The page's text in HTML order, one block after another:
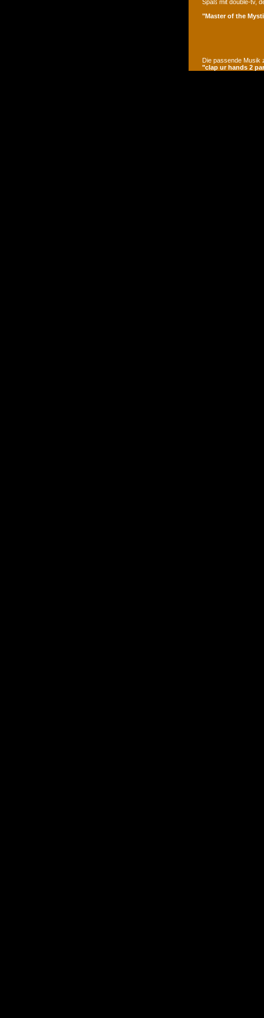
Spaß mit double-tv,
"Master of the
Die passende Musik
"clap ur hands 2